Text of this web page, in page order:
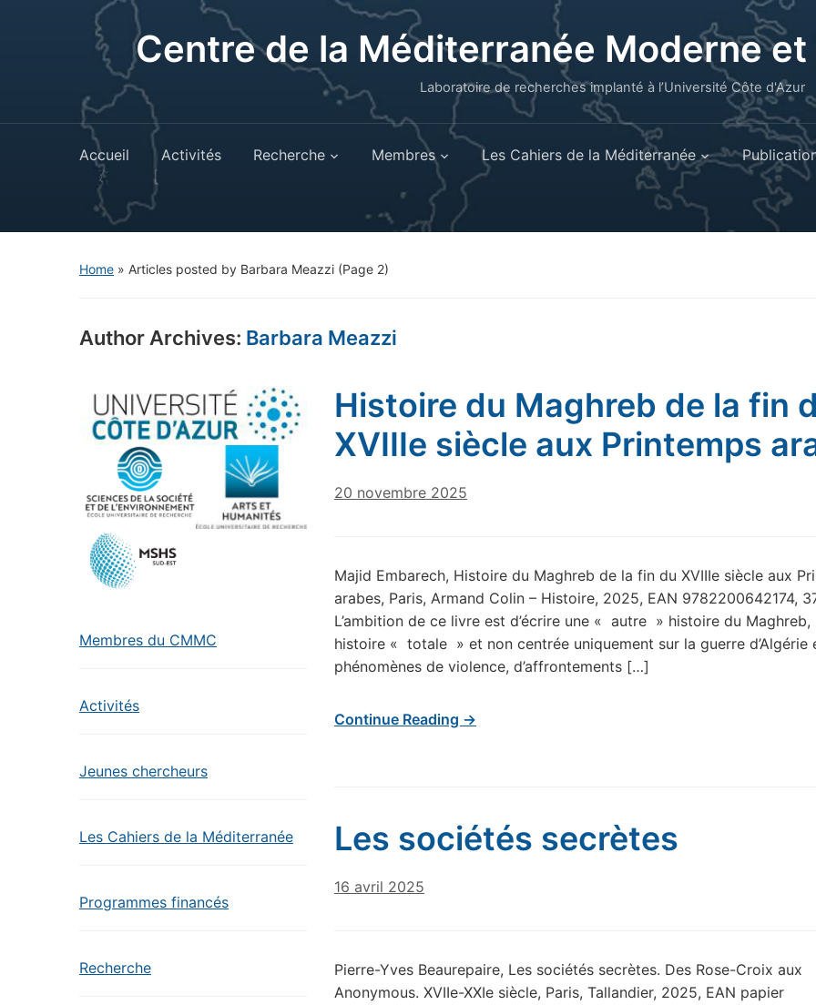
Centre de la Méditerranée Moderne
Laboratoire de recherches implanté à l’Université Côte d'Azur
Accueil Activités Recherche Membres Les Cahiers de la Méditerranée
Home » Articles posted by Barbara Meazzi (Page 2)
Author Archives: Barbara Meazzi
Membres du CMMC
Activités
Jeunes chercheurs
Les Cahiers de la Méditerranée
Programmes financés
Recherche
Histoire du Maghreb de la fin
XVIIIe siècle aux Printemps
20 novembre 2025
Majid Embarech, Histoire du Maghreb de la fin du XVIIIe siècle aux
arabes, Paris, Armand Colin – Histoire, 2025, EAN 9782200642174,
L’ambition de ce livre est d’écrire une « autre » histoire du Maghreb,
histoire « totale » et non centrée uniquement sur la guerre d’Algérie
phénomènes de violence, d’affrontements […]
Continue Reading →
Les sociétés secrètes
16 avril 2025
Pierre-Yves Beaurepaire, Les sociétés secrètes. Des Rose-Croix aux
Anonymous. XVIIe-XXIe siècle, Paris, Tallandier, 2025, EAN papier